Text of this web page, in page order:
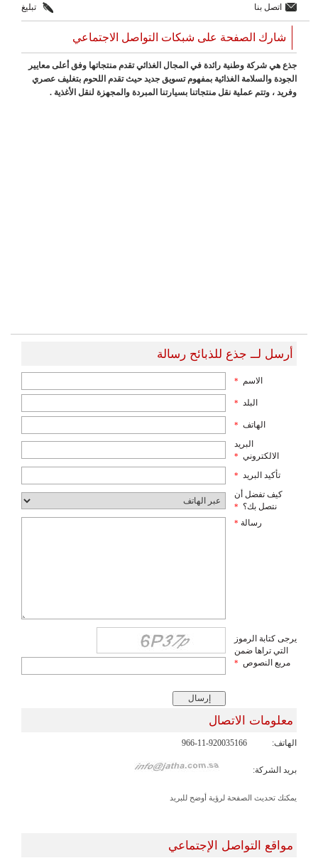
اتصل بنا تبليغ
شارك الصفحة على شبكات التواصل الاجتماعي
جذع هي شركة وطنية رائدة في المجال الغذائي تقدم منتجاتها وفق أعلى معايير
الجودة والسلامة الغذائية بمفهوم تسويق جديد حيث تقدم اللحوم بتغليف عصري
وفريد ، وتتم عملية نقل منتجاتنا بسيارتنا المبردة والمجهزة لنقل الأغذية .
أرسل لــ جذع للذبائح رسالة
الاسم *
البلد *
الهاتف *
البريد
الالكتروني *
تأكيد البريد *
كيف تفضل أن
نتصل بك؟ *
رسالة *
يرجى كتابة الرموز
التي تراها ضمن
مربع النصوص *
معلومات الاتصال
الهاتف: 966-11-920035166
بريد الشركة:
يمكنك تحديث الصفحة لرؤية أوضح للبريد
مواقع التواصل الإجتماعي